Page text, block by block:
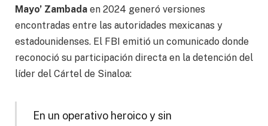
Mayo’ Zambada en 2024 generó versiones
encontradas entre las autoridades mexicanas y
estadounidenses. El FBI emitió un comunicado donde
reconoció su participación directa en la detención del
líder del Cártel de Sinaloa:
En un operativo heroico y sin